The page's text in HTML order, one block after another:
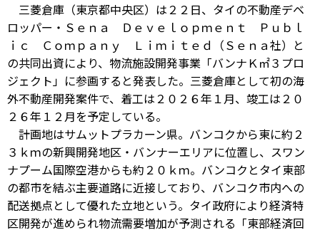
三菱倉庫（東京都中央区）は２２日、タイの不動産デベ
ロッパー・Ｓｅｎａ Ｄｅｖｅｌｏｐｍｅｎｔ Ｐｕｂｌ
ｉｃ Ｃｏｍｐａｎｙ Ｌｉｍｉｔｅｄ（Ｓｅｎａ社）と
の共同出資により、物流施設開発事業「バンナＫ㎡３プロ
ジェクト」に参画すると発表した。三菱倉庫として初の海
外不動産開発案件で、着工は２０２６年１月、竣工は２０
２６年１２月を予定している。
計画地はサムットプラカーン県。バンコクから東に約２
３ｋｍの新興開発地区・バンナーエリアに位置し、スワン
ナプーム国際空港からも約２０ｋｍ。バンコクとタイ東部
の都市を結ぶ主要道路に近接しており、バンコク市内への
配送拠点として優れた立地という。タイ政府により経済特
区開発が進められ物流需要増加が予測される「東部経済回